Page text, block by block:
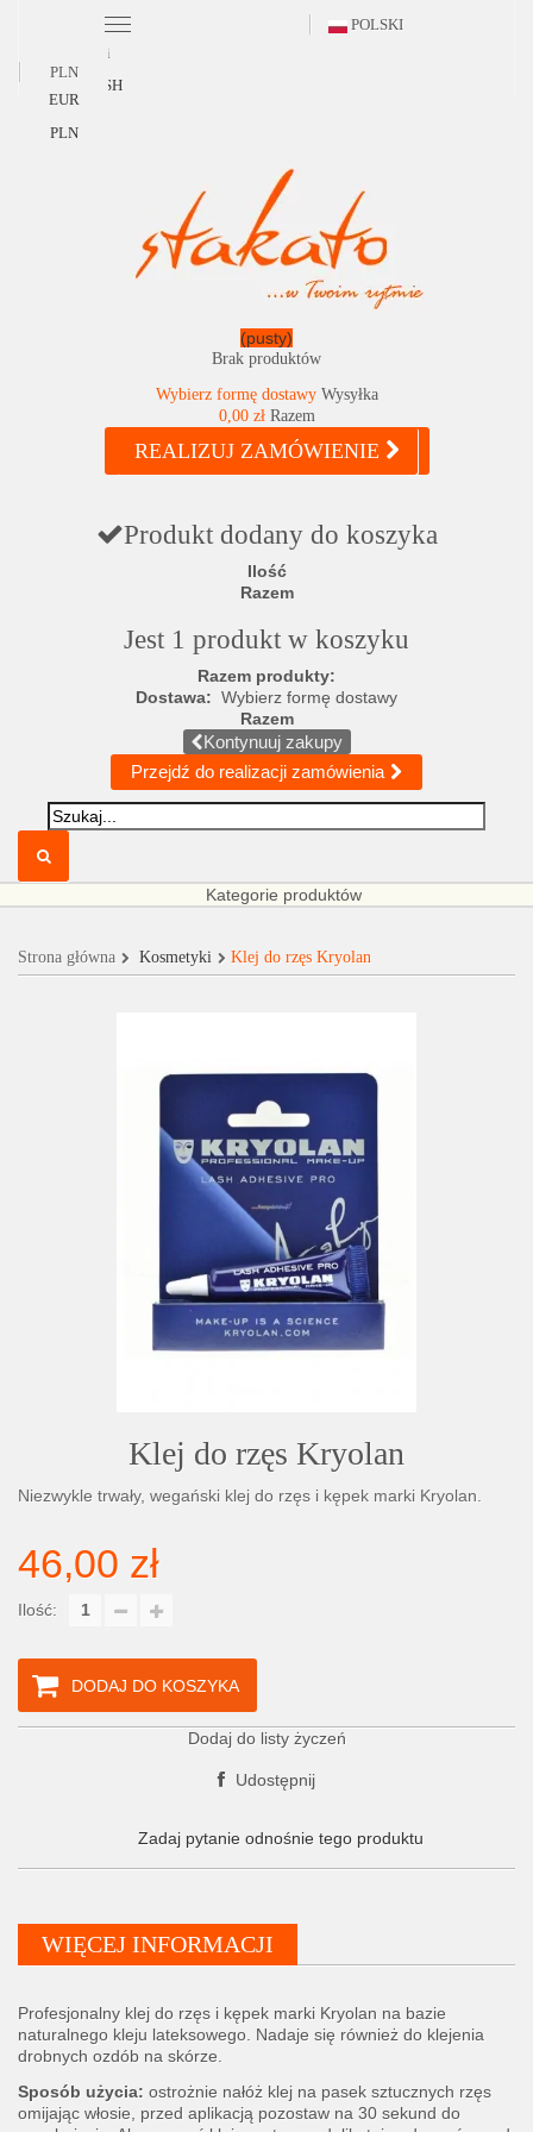
POLSKI
Polski
ENGLISH
PLN
EUR
PLN
(pusty)
Brak produktów
Wybierz formę dostawy Wysyłka
0,00 zł Razem
REALIZUJ ZAMÓWIENIE
Produkt dodany do koszyka
Ilość
Razem
Jest 1 produkt w koszyku
Razem produkty:
Dostawa: Wybierz formę dostawy
Razem
Kontynuuj zakupy
Przejdź do realizacji zamówienia
Kategorie produktów
Strona główna Kosmetyki Klej do rzęs Kryolan
Klej do rzęs Kryolan
Niezwykle trwały, wegański klej do rzęs i kępek marki Kryolan.
46,00 zł
Ilość:
DODAJ DO KOSZYKA
Dodaj do listy życzeń
Udostępnij
Zadaj pytanie odnośnie tego produktu
WIĘCEJ INFORMACJI
Profesjonalny klej do rzęs i kępek marki Kryolan na bazie
naturalnego kleju lateksowego. Nadaje się również do klejenia
drobnych ozdób na skórze.
Sposób użycia: ostrożnie nałóż klej na pasek sztucznych rzęs
omijając włosie, przed aplikacją pozostaw na 30 sekund do